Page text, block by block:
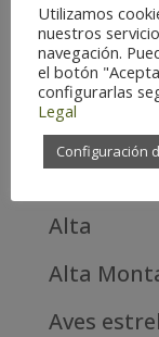
marzo
febrero
Alta
Alta
Aves
Utilizamos
nuestros
navegación.
el botón
configurarlas
Legal
Configuración